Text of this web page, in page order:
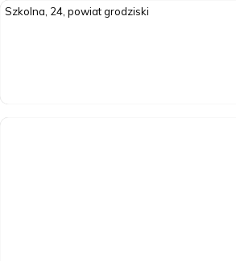
Szkolna, 24, powiat grodziski